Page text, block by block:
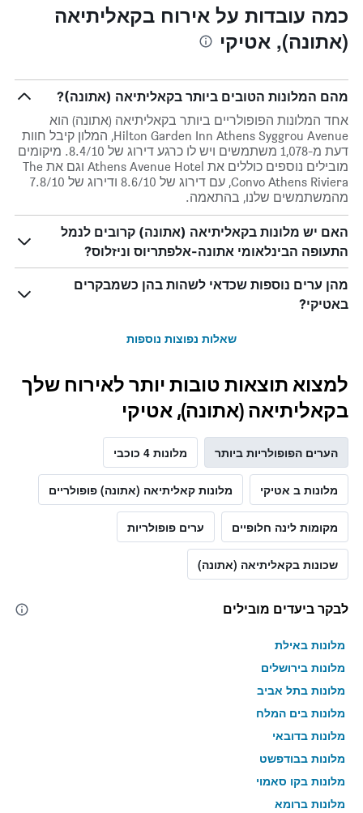
כמה עובדות על אירוח בקאליתיאה
(אתונה), אטיקי
מהם המלונות הטובים ביותר בקאליתיאה (אתונה)?
אחד המלונות הפופולריים ביותר בקאליתיאה (אתונה) הוא
Hilton Garden Inn Athens Syggrou Avenue, המלון קיבל חוות
דעת מ-1,078 משתמשים ויש לו כרגע דירוג של 8.4/10. מיקומים
מובילים נוספים כוללים את Athens Avenue Hotel וגם את The
Convo Athens Riviera, עם דירוג של 8.6/10 ודירוג של 7.8/10
מהמשתמשים שלנו, בהתאמה.
האם יש מלונות בקאליתיאה (אתונה) קרובים לנמל
התעופה הבינלאומי אתונה-אלפתריוס וניזלוס?
מהן ערים נוספות שכדאי לשהות בהן כשמבקרים
באטיקי?
שאלות נפוצות נוספות
למצוא תוצאות טובות יותר לאירוח שלך
בקאליתיאה (אתונה), אטיקי
הערים הפופולריות ביותר מלונות 4 כוכבי
מלונות ב אטיקי מלונות קאליתיאה (אתונה) פופולריים
מקומות לינה חלופיים ערים פופולריות
שכונות בקאליתיאה (אתונה)
לבקר ביעדים מובילים
מלונות באילת
מלונות בירושלים
מלונות בתל אביב
מלונות בים המלח
מלונות בדובאי
מלונות בבודפשט
מלונות בקו סאמוי
מלונות ברומא